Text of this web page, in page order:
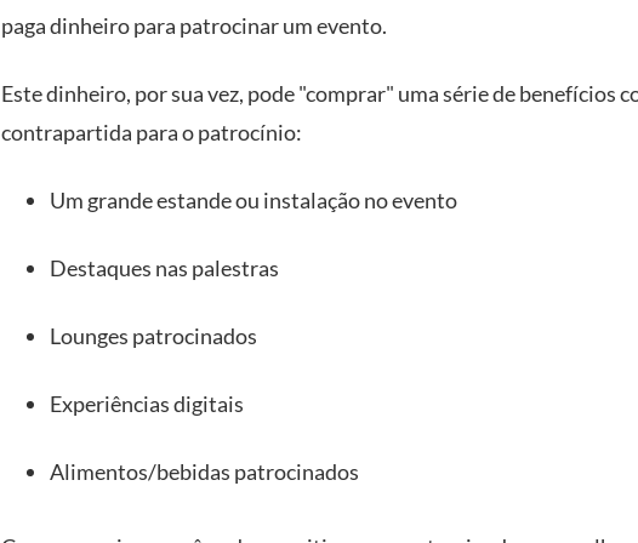
paga dinheiro para patrocinar um evento.
Este dinheiro, por sua vez, pode "comprar" uma série de benefícios
contrapartida para o patrocínio:
Um grande estande ou instalação no evento
Destaques nas palestras
Lounges patrocinados
Experiências digitais
Alimentos/bebidas patrocinados